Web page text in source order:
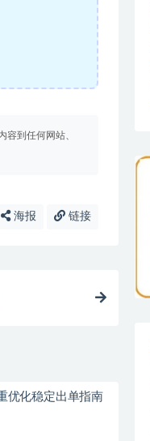
容到任何网站、
海报 链接
优化稳定出单指南